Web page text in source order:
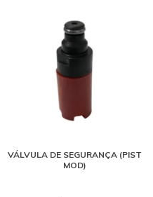
VÁLVULA DE SEGURANÇA (PIST
MOD)